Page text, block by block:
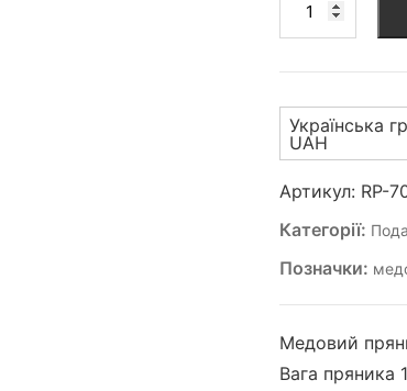
"Ялинка"
709)
кількість
Українська
UAH
Артикул: RP-
Категорії:
Позначки:
Медовий
Вага пряника